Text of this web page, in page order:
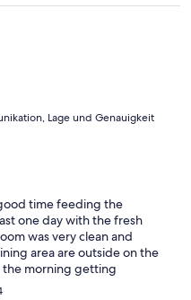
Lage und Genauigkeit
time feeding the
one day with the fresh
was very clean and
area are outside on the
the morning getting
deck and the bathroom